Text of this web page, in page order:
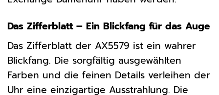
Das Zifferblatt – Ein Blickfang für das Auge
Das Zifferblatt der AX5579 ist ein wahrer
Blickfang. Die sorgfältig ausgewählten
Farben und die feinen Details verleihen der
Uhr eine einzigartige Ausstrahlung. Die